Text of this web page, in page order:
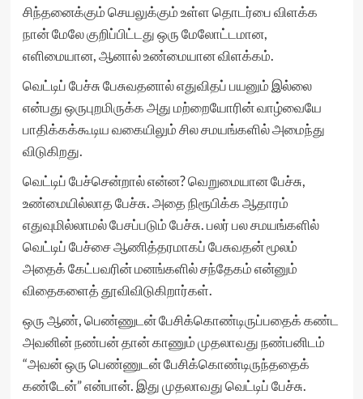
சிந்தனைக்கும் செயலுக்கும் உள்ள தொடர்பை விளக்க
நான் மேலே குறிப்பிட்டது ஒரு மேலோட்டமான,
எளிமையான, ஆனால் உண்மையான விளக்கம்.
வெட்டிப் பேச்சு பேசுவதனால் எதுவிதப் பயனும் இல்லை
என்பது ஒருபுறமிருக்க அது மற்றையோரின் வாழ்வையே
பாதிக்கக்கூடிய வகையிலும் சில சமயங்களில் அமைந்து
விடுகிறது.
வெட்டிப் பேச்சென்றால் என்ன? வெறுமையான பேச்சு,
உண்மையில்லாத பேச்சு. அதை நிரூபிக்க ஆதாரம்
எதுவுமில்லாமல் பேசப்படும் பேச்சு. பலர் பல சமயங்களில்
வெட்டிப் பேச்சை ஆணித்தரமாகப் பேசுவதன் மூலம்
அதைக் கேட்பவரின் மனங்களில் சந்தேகம் என்னும்
விதைகளைத் தூவிவிடுகிறார்கள்.
ஒரு ஆண், பெண்ணுடன் பேசிக்கொண்டிருப்பதைக் கண்ட
அவனின் நண்பன் தான் காணும் முதலாவது நண்பனிடம்
“அவன் ஒரு பெண்ணுடன் பேசிக்கொண்டிருந்ததைக்
கண்டேன்” என்பான். இது முதலாவது வெட்டிப் பேச்சு.